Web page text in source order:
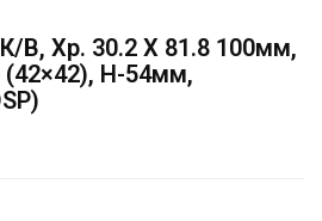
в, Хр. 30.2 X 81.8 100мм,
H-54мм,